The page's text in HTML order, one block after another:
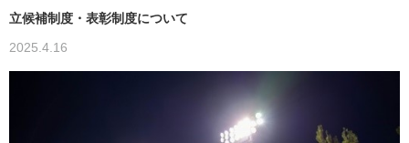
立候補制度・表彰制度について
2025.4.16